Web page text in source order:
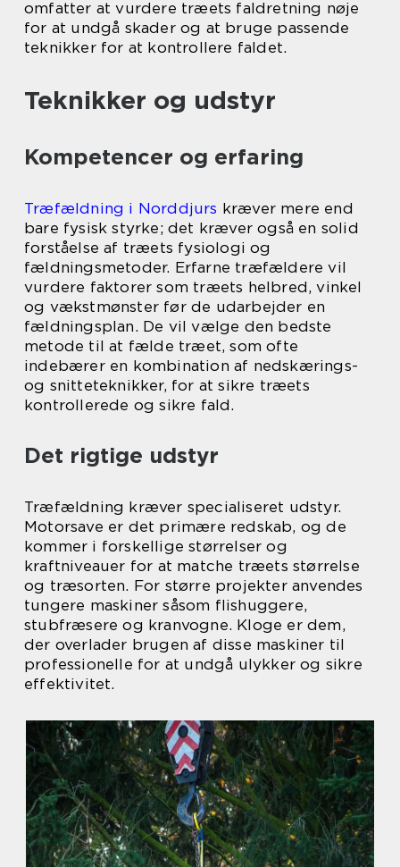
omfatter at vurdere træets faldretning nøje
for at undgå skader og at bruge passende
teknikker for at kontrollere faldet.
Teknikker og udstyr
Kompetencer og erfaring
Træfældning i Norddjurs kræver mere end
bare fysisk styrke; det kræver også en solid
forståelse af træets fysiologi og
fældningsmetoder. Erfarne træfældere vil
vurdere faktorer som træets helbred, vinkel
og vækstmønster før de udarbejder en
fældningsplan. De vil vælge den bedste
metode til at fælde træet, som ofte
indebærer en kombination af nedskærings-
og snitteteknikker, for at sikre træets
kontrollerede og sikre fald.
Det rigtige udstyr
Træfældning kræver specialiseret udstyr.
Motorsave er det primære redskab, og de
kommer i forskellige størrelser og
kraftniveauer for at matche træets størrelse
og træsorten. For større projekter anvendes
tungere maskiner såsom flishuggere,
stubfræsere og kranvogne. Kloge er dem,
der overlader brugen af disse maskiner til
professionelle for at undgå ulykker og sikre
effektivitet.